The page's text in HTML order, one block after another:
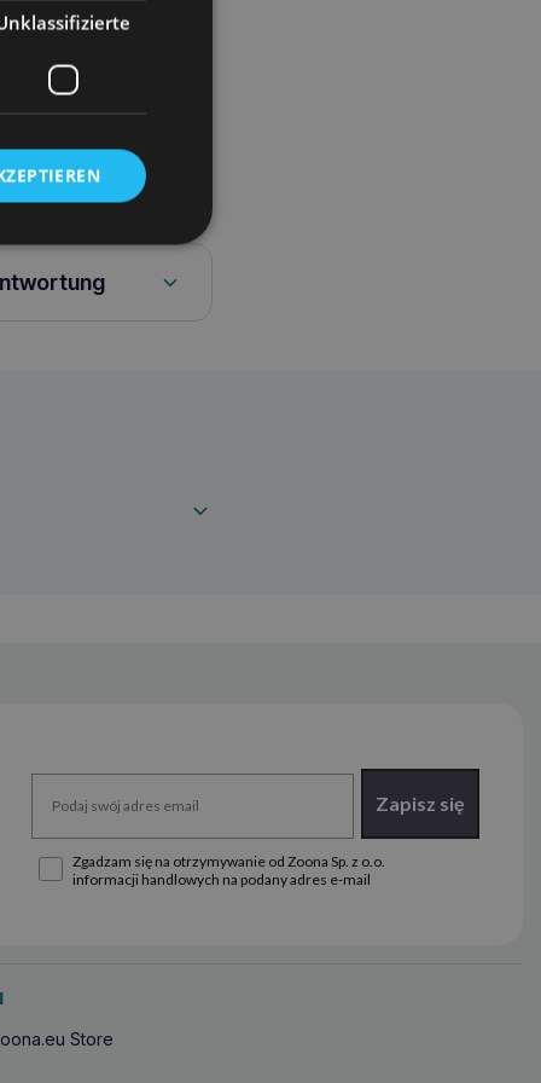
– achten Sie aber
Instinkte und
Das Spielzeug
Zapisz się
Zgadzam się na otrzymywanie od Zoona Sp. z o.o.
informacji handlowych na podany adres e-mail
Store